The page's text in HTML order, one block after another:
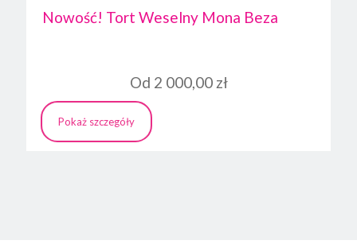
Nowość! Tort Weselny Mona Beza
Od 2 000,00 zł
Pokaż szczegóły